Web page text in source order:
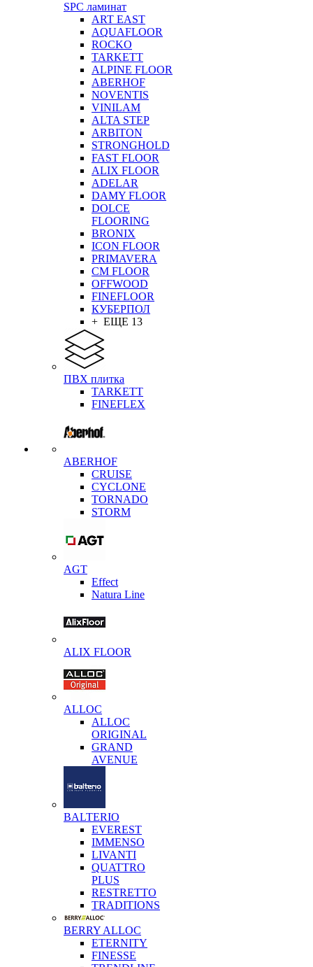
SPC ламинат
ART EAST
AQUAFLOOR
ROCKO
TARKETT
ALPINE FLOOR
ABERHOF
NOVENTIS
VINILAM
ALTA STEP
ARBITON
STRONGHOLD
FAST FLOOR
ALIX FLOOR
ADELAR
DAMY FLOOR
DOLCE
FLOORING
BRONIX
ICON FLOOR
PRIMAVERA
CM FLOOR
OFFWOOD
FINEFLOOR
КУБЕРПОЛ
+ ЕЩЕ 13
ПВХ плитка
TARKETT
FINEFLEX
ABERHOF
CRUISE
CYCLONE
TORNADO
STORM
AGT
Effect
Natura Line
ALIX FLOOR
ALLOC
ALLOC
ORIGINAL
GRAND
AVENUE
BALTERIO
EVEREST
IMMENSO
LIVANTI
QUATTRO
PLUS
RESTRETTO
TRADITIONS
BERRY ALLOC
ETERNITY
FINESSE